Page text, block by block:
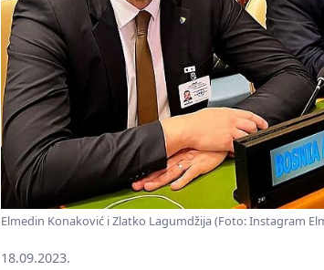
Elmedin Konaković i Zlatko Lagumdžija (Foto: Instagram
18.09.2023.